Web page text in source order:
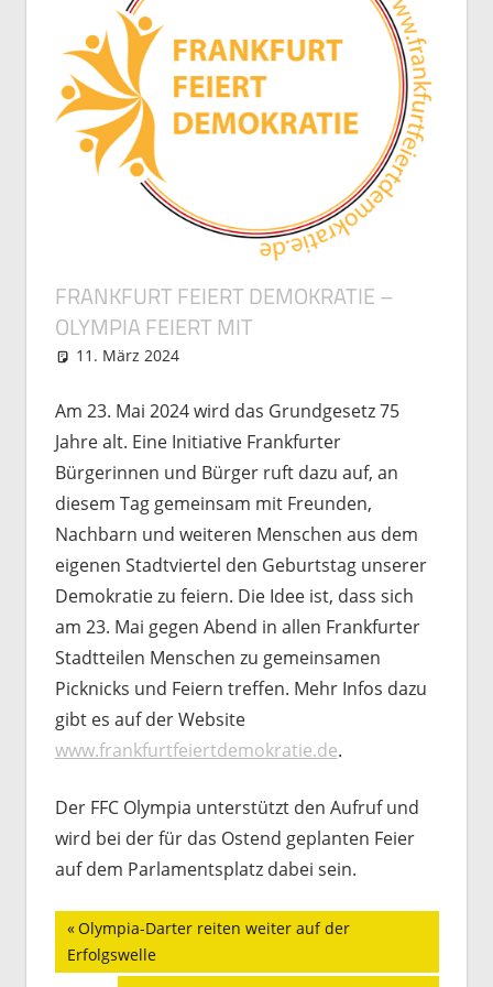
FRANKFURT FEIERT DEMOKRATIE –
OLYMPIA FEIERT MIT
11. März 2024
Am 23. Mai 2024 wird das Grundgesetz 75
Jahre alt. Eine Initiative Frankfurter
Bürgerinnen und Bürger ruft dazu auf, an
diesem Tag gemeinsam mit Freunden,
Nachbarn und weiteren Menschen aus dem
eigenen Stadtviertel den Geburtstag unserer
Demokratie zu feiern. Die Idee ist, dass sich
am 23. Mai gegen Abend in allen Frankfurter
Stadtteilen Menschen zu gemeinsamen
Picknicks und Feiern treffen. Mehr Infos dazu
gibt es auf der Website
www.frankfurtfeiertdemokratie.de.
Der FFC Olympia unterstützt den Aufruf und
wird bei der für das Ostend geplanten Feier
auf dem Parlamentsplatz dabei sein.
Beitragsnavigation
Vorheriger
Beitrag:
Olympia-Darter reiten weiter auf der
Erfolgswelle